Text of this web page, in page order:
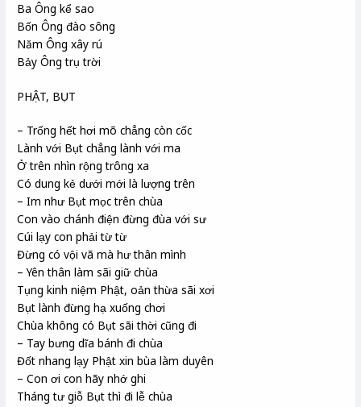
Ba Ông kể sao
Bốn Ông đào sông
Năm Ông xây rú
Bảy Ông trụ trời
PHẬT, BỤT
– Trống hết hơi mõ chẳng còn cốc
Lành với Bụt chẳng lành với ma
Ở trên nhìn rộng trông xa
Có dung kẻ dưới mới là lượng trên
– Im như Bụt mọc trên chùa
Con vào chánh điện đừng đùa với sư
Cúi lạy con phải từ từ
Đừng có vội vã mà hư thân mình
– Yên thân làm sãi giữ chùa
Tụng kinh niệm Phật, oản thừa sãi xơi
Bụt lành đừng hạ xuống chơi
Chùa không có Bụt sãi thời cũng đi
– Tay bưng dĩa bánh đi chùa
Đốt nhang lạy Phật xin bùa làm duyên
– Con ơi con hãy nhớ ghi
Tháng tư giỗ Bụt thì đi lễ chùa